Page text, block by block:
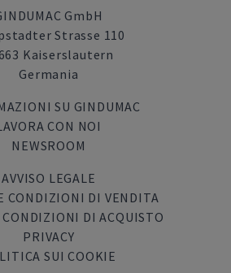
GmbH
Strasse 110
Kaiserslautern
Germania
SU GINDUMAC
CON NOI
NEWSROOM
AVVISO LEGALE
CONDIZIONI DI VENDITA
DI ACQUISTO
PRIVACY
SUI COOKIE